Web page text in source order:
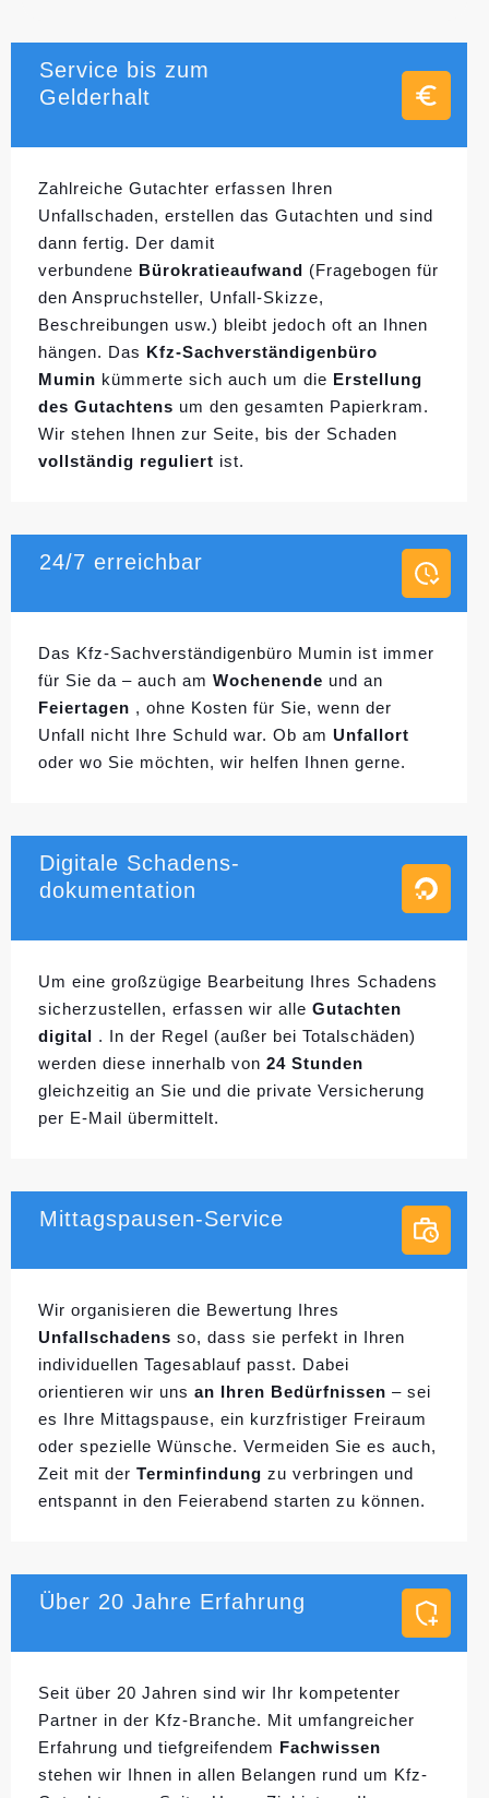
Service bis zum
Gelderhalt
Zahlreiche Gutachter erfassen Ihren
Unfallschaden, erstellen das Gutachten und sind
dann fertig. Der damit
verbundene Bürokratieaufwand (Fragebogen für
den Anspruchsteller, Unfall-Skizze,
Beschreibungen usw.) bleibt jedoch oft an Ihnen
hängen. Das Kfz-Sachverständigenbüro
Mumin kümmerte sich auch um die Erstellung
des Gutachtens um den gesamten Papierkram.
Wir stehen Ihnen zur Seite, bis der Schaden
vollständig reguliert ist.
24/7 erreichbar
Das Kfz-Sachverständigenbüro Mumin ist immer
für Sie da – auch am Wochenende und an
Feiertagen , ohne Kosten für Sie, wenn der
Unfall nicht Ihre Schuld war. Ob am Unfallort
oder wo Sie möchten, wir helfen Ihnen gerne.
Digitale Schadens-
dokumentation
Um eine großzügige Bearbeitung Ihres Schadens
sicherzustellen, erfassen wir alle Gutachten
digital . In der Regel (außer bei Totalschäden)
werden diese innerhalb von 24 Stunden
gleichzeitig an Sie und die private Versicherung
per E-Mail übermittelt.
Mittagspausen-Service
Wir organisieren die Bewertung Ihres
Unfallschadens so, dass sie perfekt in Ihren
individuellen Tagesablauf passt. Dabei
orientieren wir uns an Ihren Bedürfnissen – sei
es Ihre Mittagspause, ein kurzfristiger Freiraum
oder spezielle Wünsche. Vermeiden Sie es auch,
Zeit mit der Terminfindung zu verbringen und
entspannt in den Feierabend starten zu können.
Über 20 Jahre Erfahrung
Seit über 20 Jahren sind wir Ihr kompetenter
Partner in der Kfz-Branche. Mit umfangreicher
Erfahrung und tiefgreifendem Fachwissen
stehen wir Ihnen in allen Belangen rund um Kfz-